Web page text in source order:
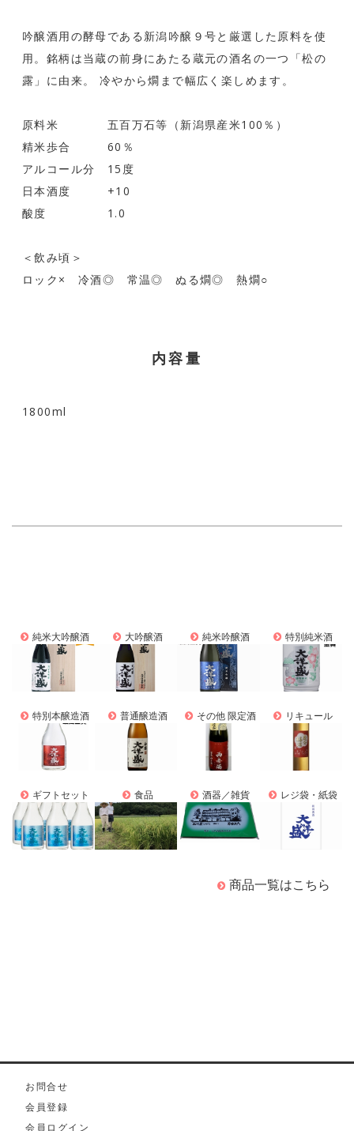
吟醸酒用の酵母である新潟吟醸９号と厳選した原料を使
用。銘柄は当蔵の前身にあたる蔵元の酒名の一つ「松の
露」に由来。 冷やから燗まで幅広く楽しめます。
原料米 五百万石等（新潟県産米100％）
精米歩合 60％
アルコール分 15度
日本酒度 +10
酸度 1.0
＜飲み頃＞
ロック× 冷酒◎ 常温◎ ぬる燗◎ 熱燗○
内容量
1800ml
純米大吟醸酒 大吟醸酒 純米吟醸酒 特別純米酒
特別本醸造酒 普通醸造酒 その他 限定酒 リキュール
ギフトセット 食品 酒器／雑貨 レジ袋・紙袋
商品一覧はこちら
お問合せ
会員登録
会員ログイン